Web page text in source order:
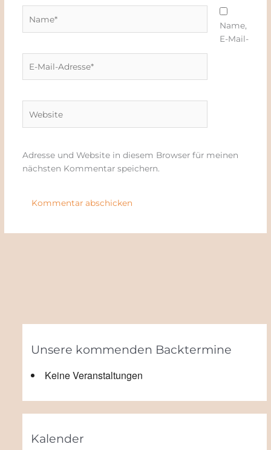
Mail-
Name,
E-Mail-
Adresse und Website in diesem Browser für meinen
nächsten Kommentar speichern.
Unsere kommenden Backtermine
Keine Veranstaltungen
Kalender